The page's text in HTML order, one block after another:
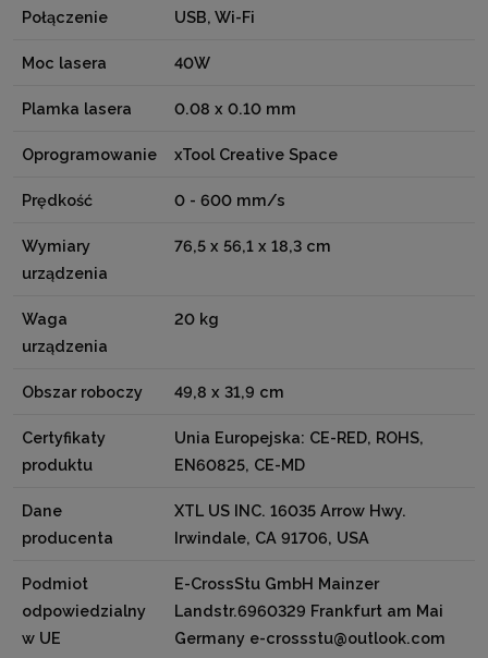
Połączenie USB, Wi-Fi
Moc lasera 40W
Plamka lasera 0.08 x 0.10 mm
Oprogramowanie xTool Creative Space
Prędkość 0 - 600 mm/s
Wymiary
urządzenia
76,5 x 56,1 x 18,3 cm
Waga
urządzenia
20 kg
Obszar roboczy 49,8 x 31,9 cm
Certyfikaty
produktu
Unia Europejska: CE-RED, ROHS,
EN60825, CE-MD
Dane
producenta
XTL US INC. 16035 Arrow Hwy.
Irwindale, CA 91706, USA
Podmiot
odpowiedzialny
w UE
E-CrossStu GmbH Mainzer
Landstr.6960329 Frankfurt am Mai
Germany e-crossstu@outlook.com